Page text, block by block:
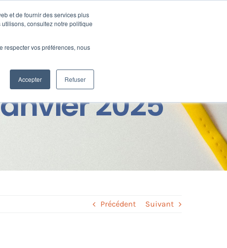
et de fournir des services plus
consultez notre politique
respecter vos préférences, nous
Accepter Refuser
Ressources SUPPORT
2025
Précédent Suivant